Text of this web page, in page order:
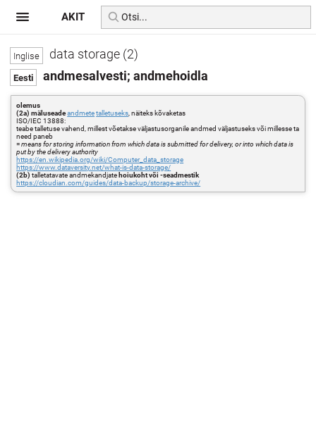
data storage (2)
andmesalvesti; andmehoidla
olemus
(2a) mäluseadeandmetetalletuseks , näiteks kõvaketas
ISO/IEC 13888:
teabe talletuse vahend, millest võetakse väljastusorganile andmed väljastuseks või millesse ta
need paneb
=means for storing information from which data is submitted for delivery, or into which data is
put by the delivery authority
https://en.wikipedia.org/wiki/Computer_data_storage
https://www.dataversity.net/what-is-data-storage/
(2b) talletatavate andmekandjate hoiukoht või -seadmestik
https://cloudian.com/guides/data-backup/storage-archive/
AKIT